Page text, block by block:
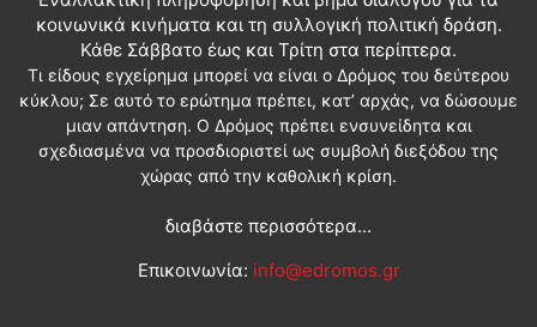
κοινωνικά κινήματα και τη συλλογική πολιτική δράση.
Κάθε Σάββατο έως και Τρίτη στα περίπτερα.
Τι είδους εγχείρημα μπορεί να είναι ο Δρόμος του δεύτερου
κύκλου; Σε αυτό το ερώτημα πρέπει, κατ’ αρχάς, να δώσουμε
μιαν απάντηση. Ο Δρόμος πρέπει ενσυνείδητα και
σχεδιασμένα να προσδιοριστεί ως συμβολή διεξόδου της
χώρας από την καθολική κρίση.
διαβάστε περισσότερα...
Επικοινωνία: info@edromos.gr